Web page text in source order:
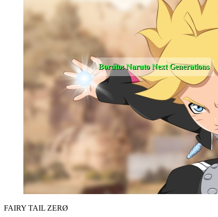
Boruto: Naruto Next Generations
FAIRY TAIL ZERØ